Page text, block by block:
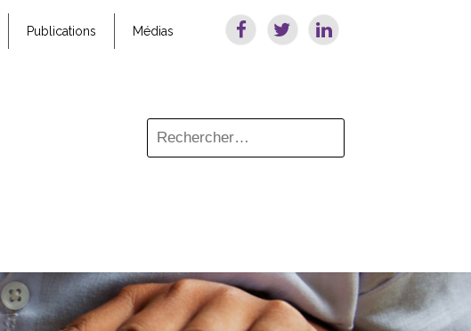
Publications Médias